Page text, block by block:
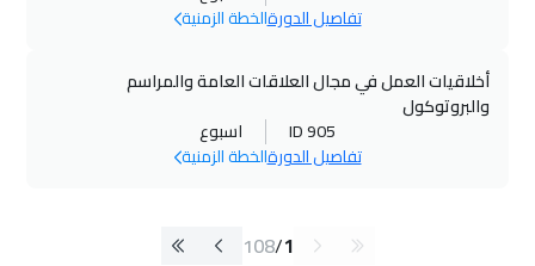
تفاصيل الدورةالخطة الزمنية
أخلاقيات العمل في مجال العلاقات العامة والمراسم
والبروتوكول
ID 905
اسبوع
تفاصيل الدورةالخطة الزمنية
1
/
108